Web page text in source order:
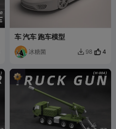
车 汽车 跑车模型
冰糖菌  98 4